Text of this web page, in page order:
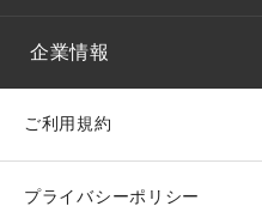
企業情報
ご利用規約
プライバシーポリシー